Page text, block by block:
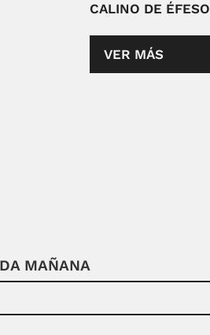
CALINO DE ÉFESO
VER MÁS
MAÑANA